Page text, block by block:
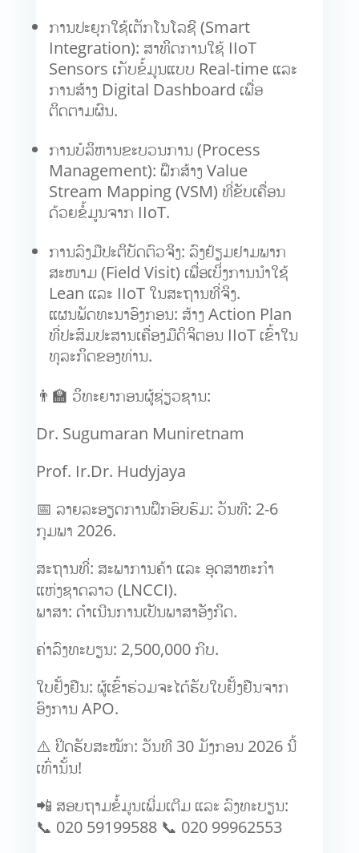
ການປະຍຸກໃຊ້ເຕັກໂນໂລຊີ (Smart
Integration): ສາທິດການໃຊ້ IIoT
Sensors ເກັບຂໍ້ມູນແບບ Real-time ແລະ
ການສ້າງ Digital Dashboard ເພື່ອ
ຕິດຕາມຜົນ.
ການບໍລິຫານຂະບວນການ (Process
Management): ຝຶກສ້າງ Value
Stream Mapping (VSM) ທີ່ຂັບເຄື່ອນ
ດ້ວຍຂໍ້ມູນຈາກ IIoT.
ການລົງມືປະຕິບັດຕົວຈິງ: ລົງຢ້ຽມຢາມພາກ
ສະໜາມ (Field Visit) ເພື່ອເບິ່ງການນຳໃຊ້
Lean ແລະ IIoT ໃນສະຖານທີ່ຈິງ.
ແຜນພັດທະນາອົງກອນ: ສ້າງ Action Plan
ທີ່ປະສົມປະສານເຄື່ອງມືດິຈິຕອນ IIoT ເຂົ້າໃນ
ທຸລະກິດຂອງທ່ານ.
👨‍🏫 ວິທະຍາກອນຜູ້ຊ່ຽວຊານ:
Dr. Sugumaran Muniretnam
Prof. Ir.Dr. Hudyjaya
📅 ລາຍລະອຽດການຝຶກອົບຮົມ: ວັນທີ: 2-6
ກຸມພາ 2026.
ສະຖານທີ່: ສະພາການຄ້າ ແລະ ອຸດສາຫະກຳ
ແຫ່ງຊາດລາວ (LNCCI).
ພາສາ: ດຳເນີນການເປັນພາສາອັງກິດ.
ຄ່າລົງທະບຽນ: 2,500,000 ກີບ.
ໃບຢັ້ງຢືນ: ຜູ້ເຂົ້າຮ່ວມຈະໄດ້ຮັບໃບຢັ້ງຢືນຈາກ
ອົງການ APO.
⚠️ ປິດຮັບສະໝັກ: ວັນທີ 30 ມັງກອນ 2026 ນີ້
ເທົ່ານັ້ນ!
📲 ສອບຖາມຂໍ້ມູນເພີ່ມເຕີມ ແລະ ລົງທະບຽນ:
📞 020 59199588 📞 020 99962553